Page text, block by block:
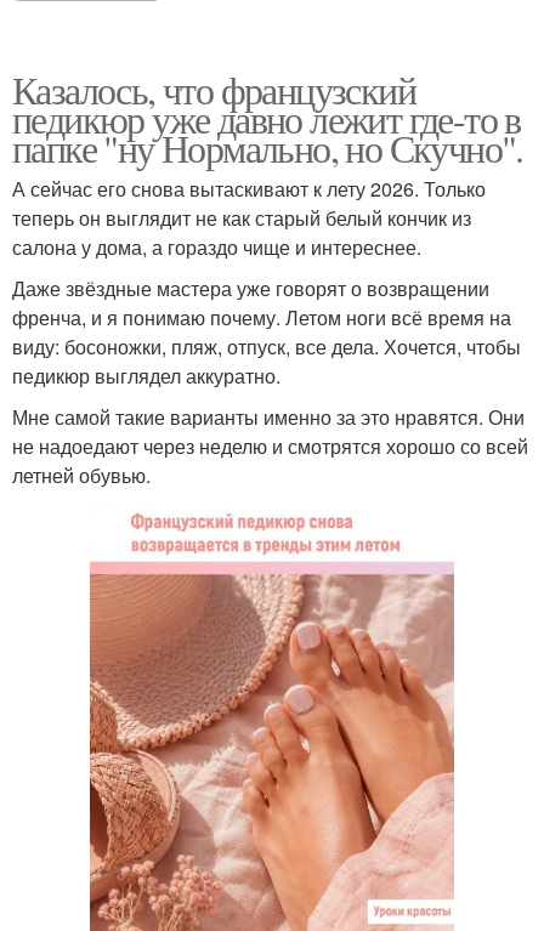
Казалось, что французский
педикюр уже давно лежит где-то в
папке "ну Нормально, но Скучно".
А сейчас его снова вытаскивают к лету 2026. Только
теперь он выглядит не как старый белый кончик из
салона у дома, а гораздо чище и интереснее.
Даже звёздные мастера уже говорят о возвращении
френча, и я понимаю почему. Летом ноги всё время на
виду: босоножки, пляж, отпуск, все дела. Хочется, чтобы
педикюр выглядел аккуратно.
Мне самой такие варианты именно за это нравятся. Они
не надоедают через неделю и смотрятся хорошо со всей
летней обувью.